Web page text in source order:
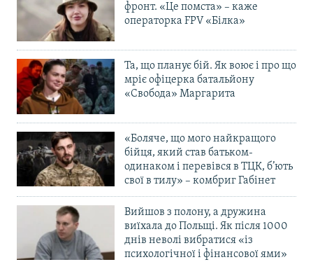
фронт. «Це помста» – каже
операторка FPV «Білка»
Та, що планує бій. Як воює і про що
мріє офіцерка батальйону
«Свобода» Маргарита
«Боляче, що мого найкращого
бійця, який став батьком-
одинаком і перевівся в ТЦК, б’ють
свої в тилу» – комбриг Габінет
Вийшов з полону, а дружина
виїхала до Польщі. Як після 1000
днів неволі вибратися «із
психологічної і фінансової ями»